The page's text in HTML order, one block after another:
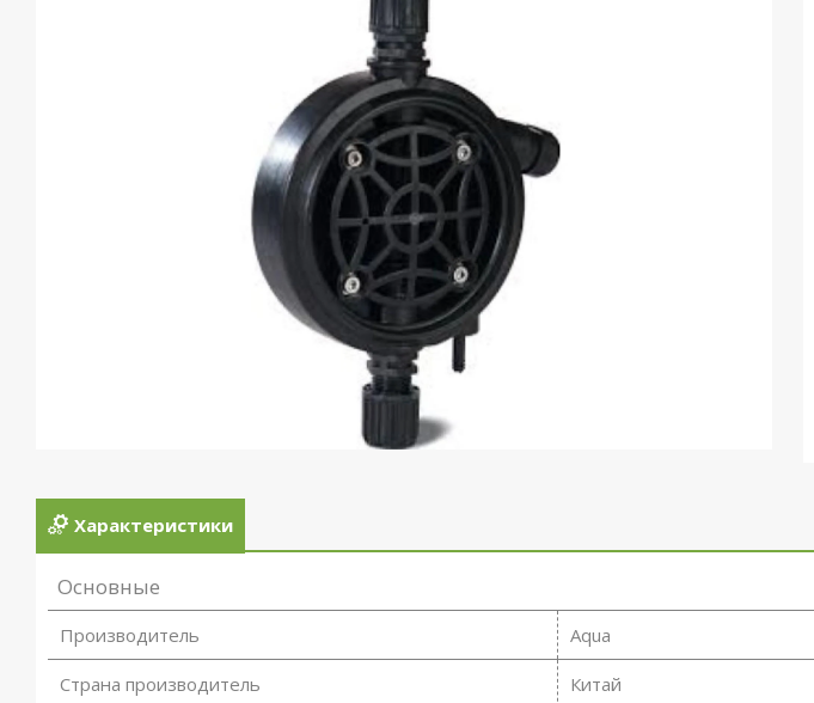
Характеристики
Основные
Производитель Aqua
Страна производитель Китай